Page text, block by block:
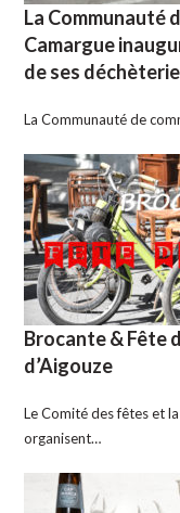
La Communauté
Camargue
de ses
La Communauté de
Brocante & Fête
d’Aigouze
Le Comité des fêtes et
organisent…